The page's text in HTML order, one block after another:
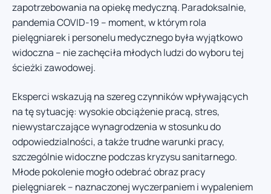
zapotrzebowania na opiekę medyczną. Paradoksalnie,
pandemia COVID-19 – moment, w którym rola
pielęgniarek i personelu medycznego była wyjątkowo
widoczna – nie zachęciła młodych ludzi do wyboru tej
ścieżki zawodowej.
Eksperci wskazują na szereg czynników wpływających
na tę sytuację: wysokie obciążenie pracą, stres,
niewystarczające wynagrodzenia w stosunku do
odpowiedzialności, a także trudne warunki pracy,
szczególnie widoczne podczas kryzysu sanitarnego.
Młode pokolenie mogło odebrać obraz pracy
pielęgniarek – naznaczonej wyczerpaniem i wypaleniem